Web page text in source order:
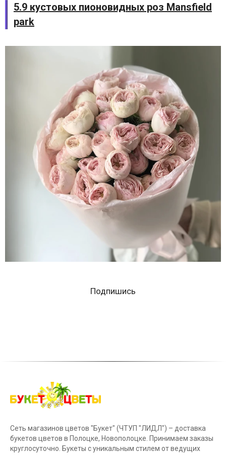
5.9 кустовых пионовидных роз Mansfield
park
Подпишись
Сеть магазинов цветов "Букет" (ЧТУП "ЛИДЛ") – доставка
букетов цветов в Полоцке, Новополоцке. Принимаем заказы
круглосуточно. Букеты с уникальным стилем от ведущих